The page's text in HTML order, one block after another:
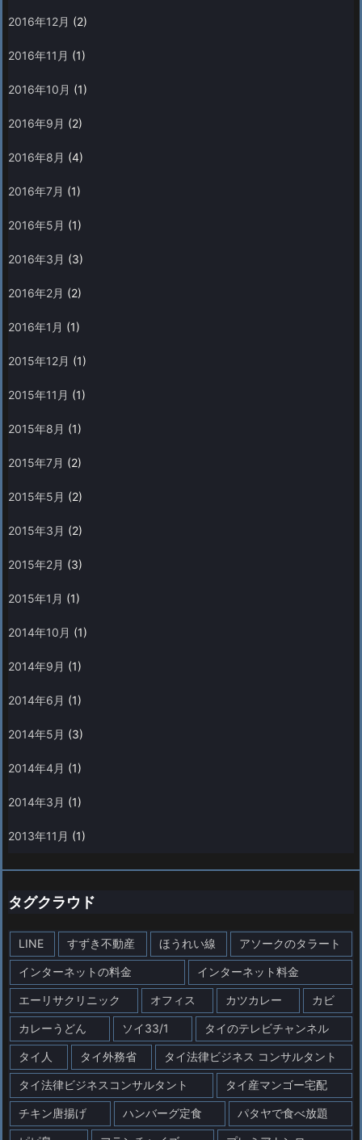
2016年12月 (2)
2016年11月 (1)
2016年10月 (1)
2016年9月 (2)
2016年8月 (4)
2016年7月 (1)
2016年5月 (1)
2016年3月 (3)
2016年2月 (2)
2016年1月 (1)
2015年12月 (1)
2015年11月 (1)
2015年8月 (1)
2015年7月 (2)
2015年5月 (2)
2015年3月 (2)
2015年2月 (3)
2015年1月 (1)
2014年10月 (1)
2014年9月 (1)
2014年6月 (1)
2014年5月 (3)
2014年4月 (1)
2014年3月 (1)
2013年11月 (1)
タグクラウド
LINE すずき不動産 ほうれい線 アソークのタラート
インターネットの料金 インターネット料金
エーリサクリニック オフィス カツカレー カビ
カレーうどん ソイ33/1 タイのテレビチャンネル
タイ人 タイ外務省 タイ法律ビジネス コンサルタント
タイ法律ビジネスコンサルタント タイ産マンゴー宅配
チキン唐揚げ ハンバーグ定食 パタヤで食べ放題